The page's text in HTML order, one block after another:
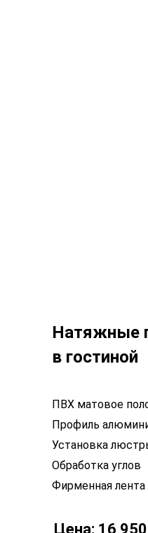
Натяжные
в гостиной
ПВХ матовое
Профиль
Установка
Обработка углов
Фирменная лента
Цена: 16